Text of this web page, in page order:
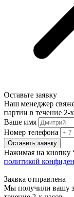
Оставьте заявку
Наш менеджер
партии в течение 2-
Ваше имя
Номер телефона
Нажимая на кнопку
политикой
Заявка отправлена
Мы получили вашу